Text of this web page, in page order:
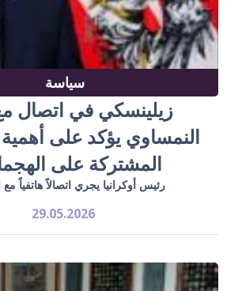
سياسة
زيلينسكي في اتصال
النمساوي يؤكد على
المشتركة على
رئيس أوكرانيا يجري اتصالاً هاتفياً
29.05.2026